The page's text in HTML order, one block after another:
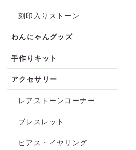
刻印入りストーン
わんにゃんグッズ
手作りキット
アクセサリー
レアストーンコーナー
ブレスレット
ピアス・イヤリング